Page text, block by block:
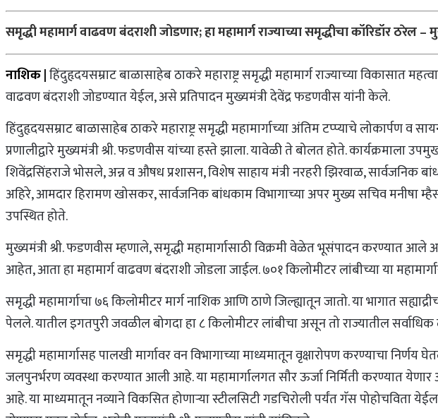
समृद्धी महामार्ग वाढवण बंदराशी जोडणार; हा महामार्ग राज्याच्या समृद्धीचा कॉरिडॉर ठरेल
नाशिक |हिंदुहृदयसम्राट बाळासाहेब ठाकरे महाराष्ट्र समृद्धी महामार्ग राज्याच्या विकासात
वाढवण बंदराशी जोडण्यात येईल, असे प्रतिपादन मुख्यमंत्री देवेंद्र फडणवीस यांनी केले.
हिंदुहृदयसम्राट बाळासाहेब ठाकरे महाराष्ट्र समृद्धी महामार्गाच्या अंतिम टप्प्याचे लोकार्पण
प्रणालीद्वारे मुख्यमंत्री श्री. फडणवीस यांच्या हस्ते झाला. यावेळी ते बोलत होते. कार्यक्रमाला
शिवेंद्रसिंहराजे भोसले, अन्न व औषध प्रशासन, विशेष साहाय मंत्री नरहरी झिरवाळ, सार्वजनिक
अहिरे, आमदार हिरामण खोसकर, सार्वजनिक बांधकाम विभागाच्या अपर मुख्य सचिव मनीषा
उपस्थित होते.
मुख्यमंत्री श्री. फडणवीस म्हणाले, समृद्धी महामार्गासाठी विक्रमी वेळेत भूसंपादन करण्यात आले
आहेत, आता हा महामार्ग वाढवण बंदराशी जोडला जाईल. ७०१ किलोमीटर लांबीच्या या
समृद्धी महामार्गाचा ७६ किलोमीटर मार्ग नाशिक आणि ठाणे जिल्ह्यातून जातो. या भागात
पेलले. यातील इगतपुरी जवळील बोगदा हा ८ किलोमीटर लांबीचा असून तो राज्यातील
समृद्धी महामार्गासह पालखी मार्गावर वन विभागाच्या माध्यमातून वृक्षारोपण करण्याचा
जलपुनर्भरण व्यवस्था करण्यात आली आहे. या महामार्गालगत सौर ऊर्जा निर्मिती करण्यात
आहे. या माध्यमातून नव्याने विकसित होणाऱ्या स्टीलसिटी गडचिरोली पर्यंत गॅस